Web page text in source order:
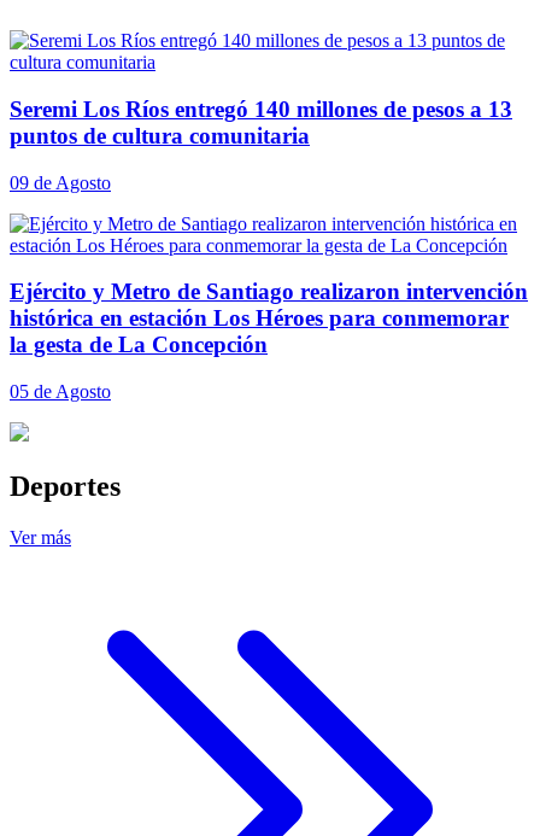
Seremi Los Ríos entregó 140 millones de pesos a 13
puntos de cultura comunitaria
09 de Agosto
Ejército y Metro de Santiago realizaron intervención
histórica en estación Los Héroes para conmemorar
la gesta de La Concepción
05 de Agosto
Deportes
Ver más